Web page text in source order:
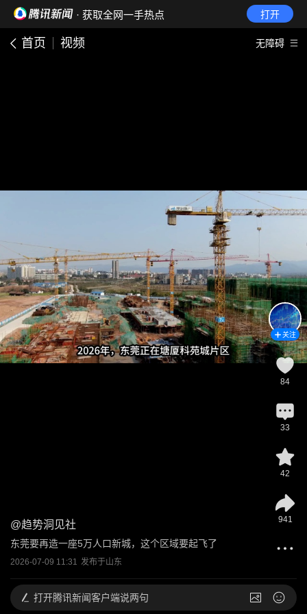
· 获取全网一手热点 打开
首页 视频 无障碍
@趋势洞见社
东莞要再造一座5万人口新城，这个区域要起飞了
2026-07-09 11:31 发布于山东
关注
84
33
42
941
打开腾讯新闻客户端说两句